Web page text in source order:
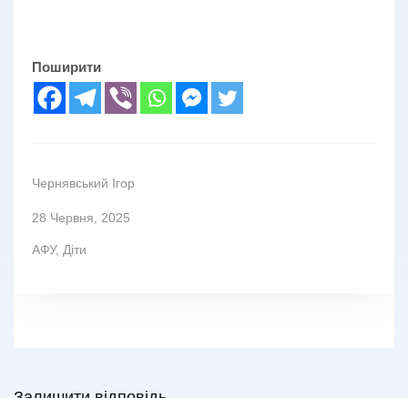
Поширити
Чернявський Ігор
28 Червня, 2025
АФУ, Діти